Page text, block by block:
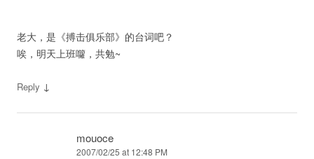
老大，是《搏击俱乐部》的台词吧？
唉，明天上班囖，共勉~
Reply ↓
mouoce
2007/02/25 at 12:48 PM